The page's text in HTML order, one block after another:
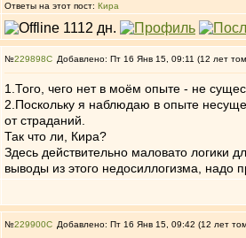
Ответы на этот пост: Кира
№229898 Добавлено: Пт 16 Янв 15, 09:11 (12 лет
1.Того, чего нет в моём опыте - не
2.Поскольку я наблюдаю в опыте
от страданий.
Так что ли, Кира?
Здесь действительно маловато логики
выводы из этого недосиллогизма, надо
№229900 Добавлено: Пт 16 Янв 15, 09:42 (12 лет